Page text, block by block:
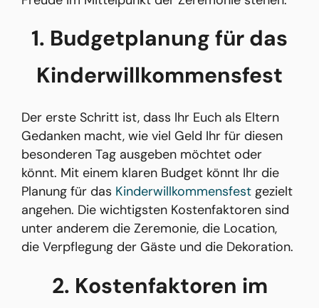
1. Budgetplanung für das
Kinderwillkommensfest
Der erste Schritt ist, dass Ihr Euch als Eltern
Gedanken macht, wie viel Geld Ihr für diesen
besonderen Tag ausgeben möchtet oder
könnt. Mit einem klaren Budget könnt Ihr die
Planung für das Kinderwillkommensfest gezielt
angehen. Die wichtigsten Kostenfaktoren sind
unter anderem die Zeremonie, die Location,
die Verpflegung der Gäste und die Dekoration.
2. Kostenfaktoren im